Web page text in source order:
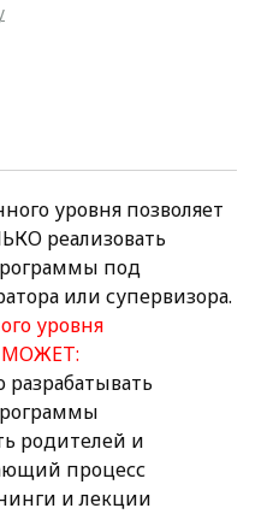
уровня позволяет
реализовать
под
или супервизора.
уровня
МОЖЕТ:
разрабатывать
родителей и
процесс
и лекции